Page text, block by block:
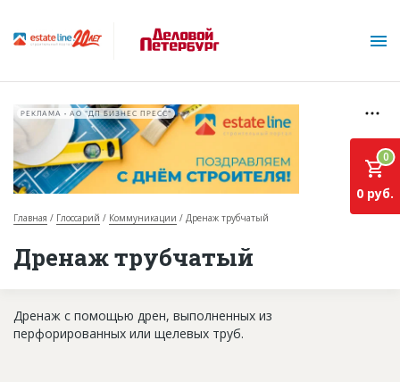
О проекте
База строящихся объектов
РЕКЛАМА • АО "ДП БИЗНЕС ПРЕСС"
Главная Глоссарий Коммуникации Дренаж трубчатый
Дренаж трубчатый
0
0 руб.
Дренаж с помощью дрен, выполненных из
перфорированных или щелевых труб.